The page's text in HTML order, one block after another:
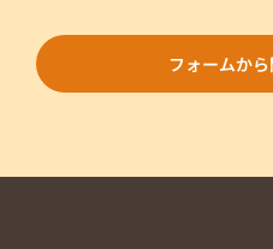
フォームか